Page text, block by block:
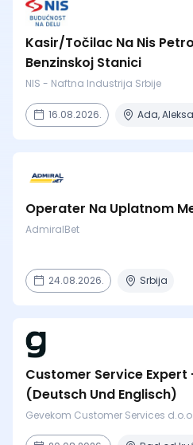
Kasir/Točilac Na Nis
Benzinskoj Stanici
NIS - Naftna Industrija Srbije
16.08.2026.
Operater Na Uplatnom
AdmiralBet
24.08.2026. Srbija
Customer Service
(Deutsch Und Englisch)
Gevekom Customer Services d.o.o.